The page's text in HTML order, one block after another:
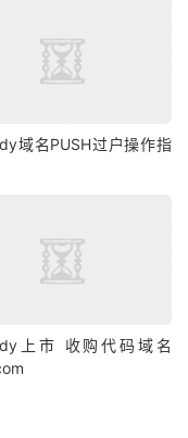
域名PUSH过户操作指
上市 收购代码域名